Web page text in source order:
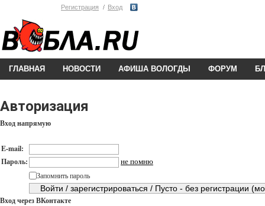
Регистрация Вход
ГЛАВНАЯ НОВОСТИ АФИША ВОЛОГДЫ ФОРУМ
Авторизация
Вход напрямую
E-mail:
Пароль:
не помню
Запомнить пароль
Вход через ВКонтакте